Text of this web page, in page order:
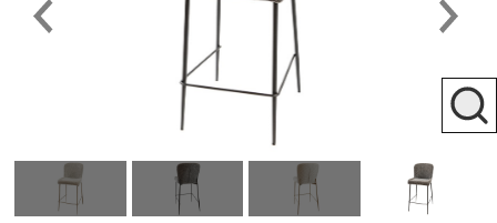
חיפוש מוצרים